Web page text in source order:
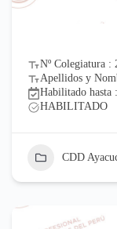
Nº Colegiatura :
Apellidos y
Habilitado
HABILITADO
CDD